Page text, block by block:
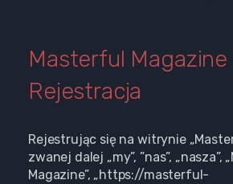
Masterful
Rejestracja
Rejestrując się na witrynie
zwanej dalej „my”, ”nas”, „nasza”,
Magazine”, „https://masterful-